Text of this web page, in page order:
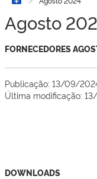
Botão Menu
Agosto
FORNECEDORES
Publicação: 13/09/
Última modificação:
DOWNLOADS